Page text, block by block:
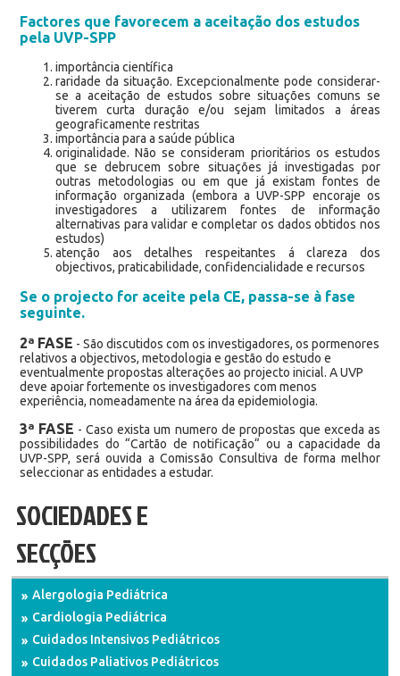
Factores que favorecem a aceitação dos estudos
pela UVP-SPP
importância científica
raridade da situação. Excepcionalmente pode considerar-
se a aceitação de estudos sobre situações comuns se
tiverem curta duração e/ou sejam limitados a áreas
geograficamente restritas
importância para a saúde pública
originalidade. Não se consideram prioritários os estudos
que se debrucem sobre situações já investigadas por
outras metodologias ou em que já existam fontes de
informação organizada (embora a UVP-SPP encoraje os
investigadores a utilizarem fontes de informação
alternativas para validar e completar os dados obtidos nos
estudos)
atenção aos detalhes respeitantes á clareza dos
objectivos, praticabilidade, confidencialidade e recursos
Se o projecto for aceite pela CE, passa-se à fase
seguinte.
2ª FASE - São discutidos com os investigadores, os pormenores
relativos a objectivos, metodologia e gestão do estudo e
eventualmente propostas alterações ao projecto inicial. A UVP
deve apoiar fortemente os investigadores com menos
experiência, nomeadamente na área da epidemiologia.
3ª FASE - Caso exista um numero de propostas que exceda as
possibilidades do “Cartão de notificação“ ou a capacidade da
UVP-SPP, será ouvida a Comissão Consultiva de forma melhor
seleccionar as entidades a estudar.
SOCIEDADES E
SECÇÕES
Alergologia Pediátrica
Cardiologia Pediátrica
Cuidados Intensivos Pediátricos
Cuidados Paliativos Pediátricos